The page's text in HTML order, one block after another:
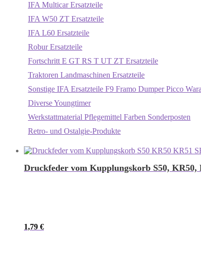
IFA Multicar Ersatzteile
IFA W50 ZT Ersatzteile
IFA L60 Ersatzteile
Robur Ersatzteile
Fortschritt E GT RS T UT ZT Ersatzteile
Traktoren Landmaschinen Ersatzteile
Sonstige IFA Ersatzteile F9 Framo Dumper Picco
Diverse Youngtimer
Werkstattmaterial Pflegemittel Farben Sonderposten
Retro- und Ostalgie-Produkte
Druckfeder vom Kupplungskorb S50, KR50,
1,79 €